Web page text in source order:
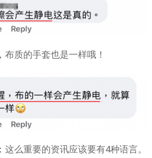
质的手套也是一样哦！
么重要的资讯应该要有4种语言。